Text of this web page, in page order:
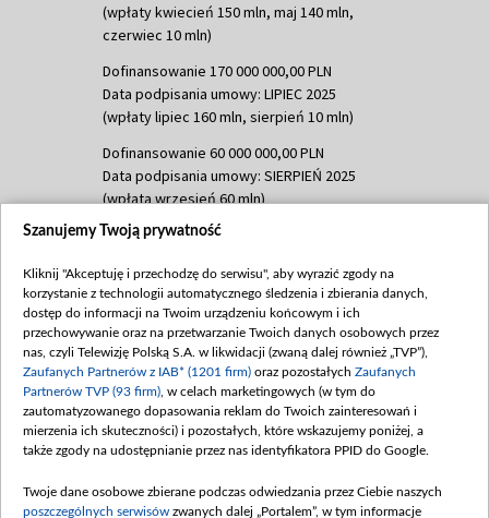
(wpłaty kwiecień 150 mln, maj 140 mln,
czerwiec 10 mln)
Dofinansowanie 170 000 000,00 PLN
Data podpisania umowy: LIPIEC 2025
(wpłaty lipiec 160 mln, sierpień 10 mln)
Dofinansowanie 60 000 000,00 PLN
Data podpisania umowy: SIERPIEŃ 2025
(wpłata wrzesień 60 mln)
Dofinansowanie 635 783 051,21 PLN
(wpłata wrzesień 100 mln, październik 350
mln, listopad 265 mln)
Dofinansowanie 48 862 000,00 PLN
Data podpisania umowy: GRUDZIEŃ 2025
(wpłata grudzień 60,548 mln)
Dofinansowanie 900 000 000,00 PLN
Data podpisania umowy: LUTY 2026 (wpłata
kwiecień 180 mln, 7 maja 180 mln, 8
czerwca 90 mln)
Szanujemy Twoją prywatność
Kliknij "Akceptuję i przechodzę do serwisu", aby wyrazić zgody na
korzystanie z technologii automatycznego śledzenia i zbierania danych,
dostęp do informacji na Twoim urządzeniu końcowym i ich
przechowywanie oraz na przetwarzanie Twoich danych osobowych przez
nas, czyli Telewizję Polską S.A. w likwidacji (zwaną dalej również „TVP”),
Zaufanych Partnerów z IAB* (1201 firm) oraz pozostałych Zaufanych
Partnerów TVP (93 firm) , w celach marketingowych (w tym do
zautomatyzowanego dopasowania reklam do Twoich zainteresowań i
mierzenia ich skuteczności) i pozostałych, które wskazujemy poniżej, a
także zgody na udostępnianie przez nas identyfikatora PPID do Google.
Twoje dane osobowe zbierane podczas odwiedzania przez Ciebie naszych
poszczególnych serwisów zwanych dalej „Portalem”, w tym informacje